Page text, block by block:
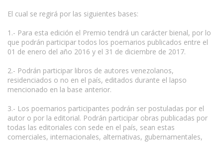
El cual se regirá por las siguientes bases:
1.- Para esta edición el Premio tendrá un carácter bienal, por lo
que podrán participar todos los poemarios publicados entre el
01 de enero del año 2016 y el 31 de diciembre de 2017.
2.- Podrán participar libros de autores venezolanos,
residenciados o no en el país, editados durante el lapso
mencionado en la base anterior.
3.- Los poemarios participantes podrán ser postuladas por el
autor o por la editorial. Podrán participar obras publicadas por
todas las editoriales con sede en el país, sean estas
comerciales, internacionales, alternativas, gubernamentales,